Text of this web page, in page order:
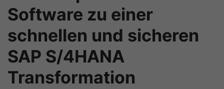
Software zu einer
schnellen und sicheren
SAP S/4HANA
Transformation